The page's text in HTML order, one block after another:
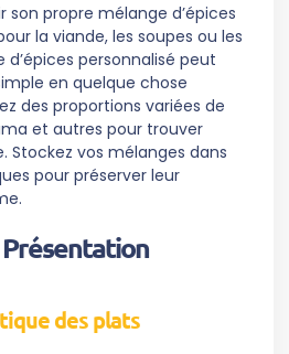
son propre mélange d’épices
la viande, les soupes ou les
personnalisé peut
en quelque chose
des proportions variées de
et autres pour trouver
vos mélanges dans
pour préserver leur
des plats